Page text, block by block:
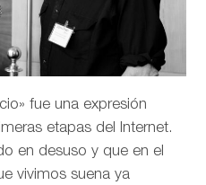
fue una expresión
etapas del Internet.
en desuso y que en el
vivimos suena ya